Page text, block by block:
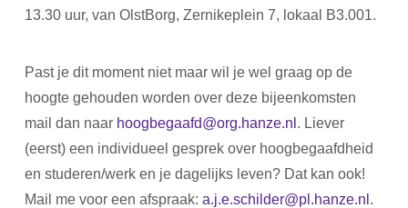
13.30 uur, van OlstBorg, Zernikeplein 7, lokaal B3.001.
Past je dit moment niet maar wil je wel graag op de
hoogte gehouden worden over deze bijeenkomsten
mail dan naar hoogbegaafd@org.hanze.nl . Liever
(eerst) een individueel gesprek over hoogbegaafdheid
en studeren/werk en je dagelijks leven? Dat kan ook!
Mail me voor een afspraak: a.j.e.schilder@pl.hanze.nl .